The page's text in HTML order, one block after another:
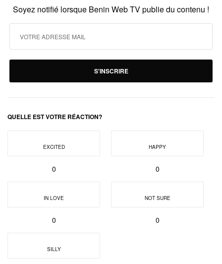
Soyez notifié lorsque Benin Web TV publie du contenu !
S'INSCRIRE
QUELLE EST VOTRE RÉACTION?
EXCITED
0
HAPPY
0
IN LOVE
0
NOT SURE
0
SILLY